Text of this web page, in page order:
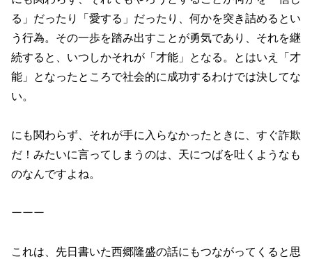
る」だったり「愛する」だったり、何かを突き詰めるとい
う行為。その一歩を踏み出すことが勇気であり、それを継
続すると、いつしかそれが「才能」となる。とはいえ「才
能」となったところで社会的に成功するわけでは決してな
い。
にも関わらず、それが手に入らなかったときに、すぐ詐欺
だ！みたいに言ってしまうのは、天につばを吐くようなも
のなんですよね。
ーーー
これは、先日書いた西郷隆盛の話にもつながってくると思